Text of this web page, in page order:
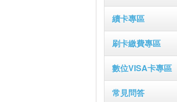
續卡專區
刷卡繳費專區
數位VISA卡專區
常見問答